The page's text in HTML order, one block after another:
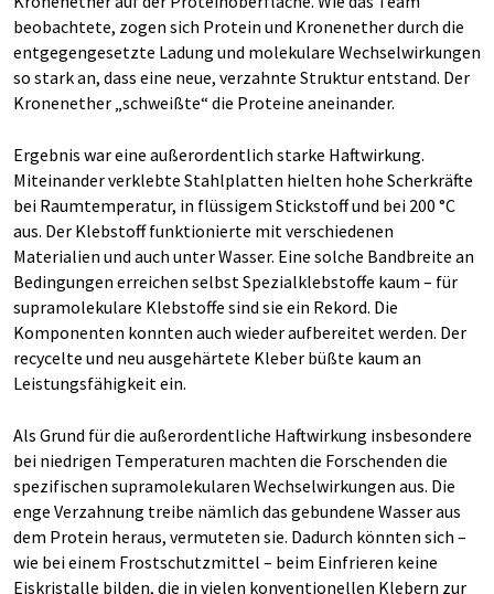
beobachtete, zogen sich Protein und Kronenether durch die
entgegengesetzte Ladung und molekulare Wechselwirkungen
so stark an, dass eine neue, verzahnte Struktur entstand. Der
Kronenether „schweißte“ die Proteine aneinander.
Ergebnis war eine außerordentlich starke Haftwirkung.
Miteinander verklebte Stahlplatten hielten hohe Scherkräfte
bei Raumtemperatur, in flüssigem Stickstoff und bei 200 °C
aus. Der Klebstoff funktionierte mit verschiedenen
Materialien und auch unter Wasser. Eine solche Bandbreite an
Bedingungen erreichen selbst Spezialklebstoffe kaum – für
supramolekulare Klebstoffe sind sie ein Rekord. Die
Komponenten konnten auch wieder aufbereitet werden. Der
recycelte und neu ausgehärtete Kleber büßte kaum an
Leistungsfähigkeit ein.
Als Grund für die außerordentliche Haftwirkung insbesondere
bei niedrigen Temperaturen machten die Forschenden die
spezifischen supramolekularen Wechselwirkungen aus. Die
enge Verzahnung treibe nämlich das gebundene Wasser aus
dem Protein heraus, vermuteten sie. Dadurch könnten sich –
wie bei einem Frostschutzmittel – beim Einfrieren keine
Eiskristalle bilden, die in vielen konventionellen Klebern zur